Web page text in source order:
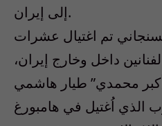
إلى إيران.
تم اغتيال عشرات
داخل وخارج إيران،
محمدي” طيار هاشمي
الذي اُغتيل في هامبورغ